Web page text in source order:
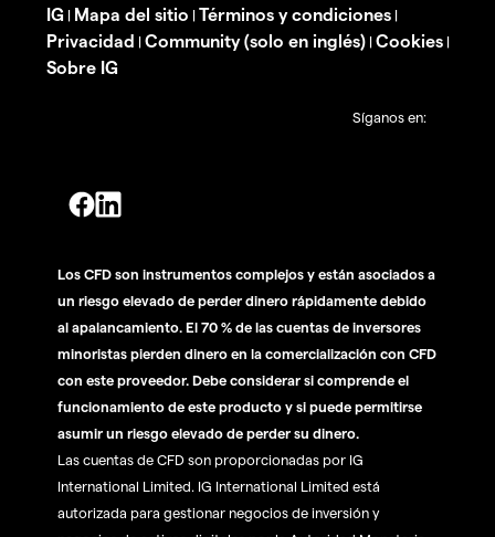
IG | Mapa del sitio | Términos y condiciones |
Privacidad | Community (solo en inglés) | Cookies |
Sobre IG
Síganos en:
Los CFD son instrumentos complejos y están asociados a
un riesgo elevado de perder dinero rápidamente debido
al apalancamiento. El 70 % de las cuentas de inversores
minoristas pierden dinero en la comercialización con CFD
con este proveedor. Debe considerar si comprende el
funcionamiento de este producto y si puede permitirse
asumir un riesgo elevado de perder su dinero.
Las cuentas de CFD son proporcionadas por IG
International Limited. IG International Limited está
autorizada para gestionar negocios de inversión y